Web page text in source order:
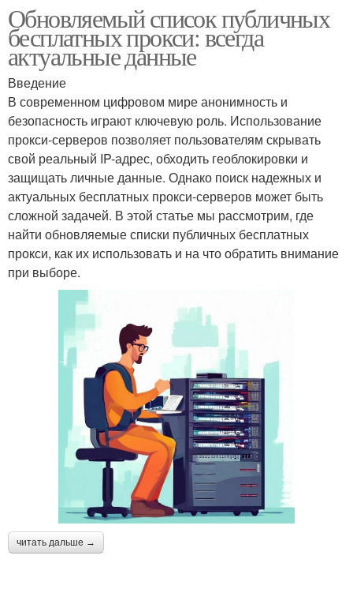
Обновляемый список публичных
бесплатных прокси: всегда
актуальные данные
Введение
В современном цифровом мире анонимность и
безопасность играют ключевую роль. Использование
прокси-серверов позволяет пользователям скрывать
свой реальный IP-адрес, обходить геоблокировки и
защищать личные данные. Однако поиск надежных и
актуальных бесплатных прокси-серверов может быть
сложной задачей. В этой статье мы рассмотрим, где
найти обновляемые списки публичных бесплатных
прокси, как их использовать и на что обратить внимание
при выборе.
читать дальше →